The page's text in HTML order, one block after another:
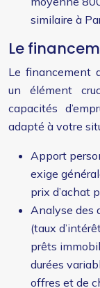
similaire à
Le
Le financement
un élément
capacités
adapté à votre
Apport
exige
prix d’achat
Analyse des
(taux
prêts
durées
offres et de